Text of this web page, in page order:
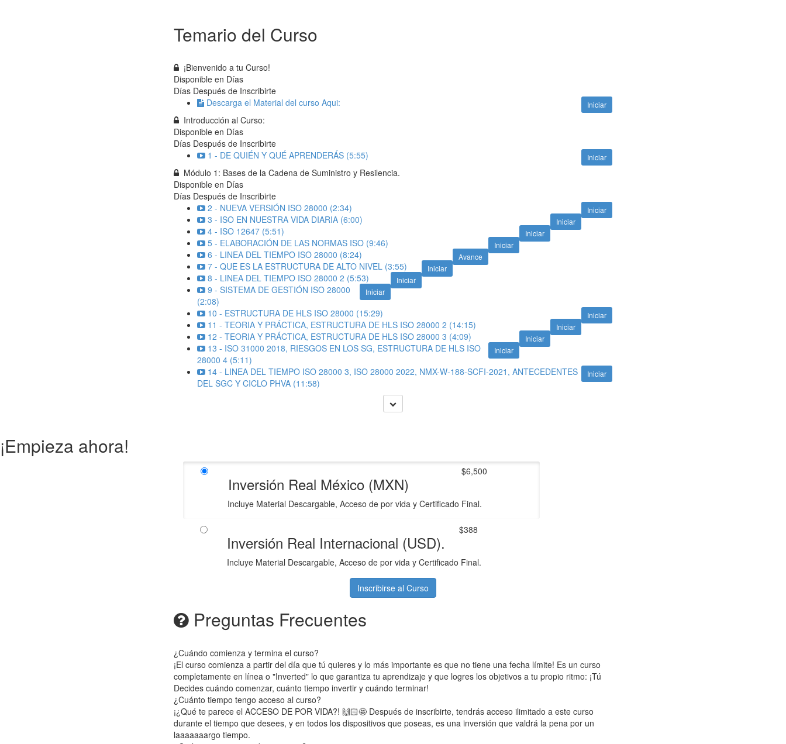
Temario del Curso
¡Bienvenido a tu Curso!
Disponible en Días
Días Después de Inscribirte
Iniciar
Descarga el Material del curso Aqui:
Introducción al Curso:
Disponible en Días
Días Después de Inscribirte
Iniciar
1 - DE QUIÉN Y QUÉ APRENDERÁS (5:55)
Módulo 1: Bases de la Cadena de Suministro y Resilencia.
Disponible en Días
Días Después de Inscribirte
Iniciar
2 - NUEVA VERSIÓN ISO 28000 (2:34)
Iniciar
3 - ISO EN NUESTRA VIDA DIARIA (6:00)
Iniciar
4 - ISO 12647 (5:51)
Iniciar
5 - ELABORACIÓN DE LAS NORMAS ISO (9:46)
Avance
6 - LINEA DEL TIEMPO ISO 28000 (8:24)
Iniciar
7 - QUE ES LA ESTRUCTURA DE ALTO NIVEL (3:55)
Iniciar
8 - LINEA DEL TIEMPO ISO 28000 2 (5:53)
Iniciar
9 - SISTEMA DE GESTIÓN ISO 28000
(2:08)
Iniciar
10 - ESTRUCTURA DE HLS ISO 28000 (15:29)
Iniciar
11 - TEORIA Y PRÁCTICA, ESTRUCTURA DE HLS ISO 28000 2 (14:15)
Iniciar
12 - TEORIA Y PRÁCTICA, ESTRUCTURA DE HLS ISO 28000 3 (4:09)
Iniciar
13 - ISO 31000 2018, RIESGOS EN LOS SG, ESTRUCTURA DE HLS ISO
28000 4 (5:11)
Iniciar
14 - LINEA DEL TIEMPO ISO 28000 3, ISO 28000 2022, NMX-W-188-SCFI-2021, ANTECEDENTES
DEL SGC Y CICLO PHVA (11:58)
¡Empieza ahora!
Inversión Real México (MXN)
Incluye Material Descargable, Acceso de por vida y Certificado Final.
$6,500
Inversión Real Internacional (USD).
Incluye Material Descargable, Acceso de por vida y Certificado Final.
$388
Inscribirse al Curso
Preguntas Frecuentes
¿Cuándo comienza y termina el curso?
¡El curso comienza a partir del día que tú quieres y lo más importante es que no tiene una fecha límite! Es un curso
completamente en línea o "Inverted" lo que garantiza tu aprendizaje y que logres los objetivos a tu propio ritmo: ¡Tú
Decides cuándo comenzar, cuánto tiempo invertir y cuándo terminar!
¿Cuánto tiempo tengo acceso al curso?
¡¿Qué te parece el ACCESO DE POR VIDA?! 🙌🏻🤩 Después de inscribirte, tendrás acceso ilimitado a este curso
durante el tiempo que desees, y en todos los dispositivos que poseas, es una inversión que valdrá la pena por un
laaaaaaargo tiempo.